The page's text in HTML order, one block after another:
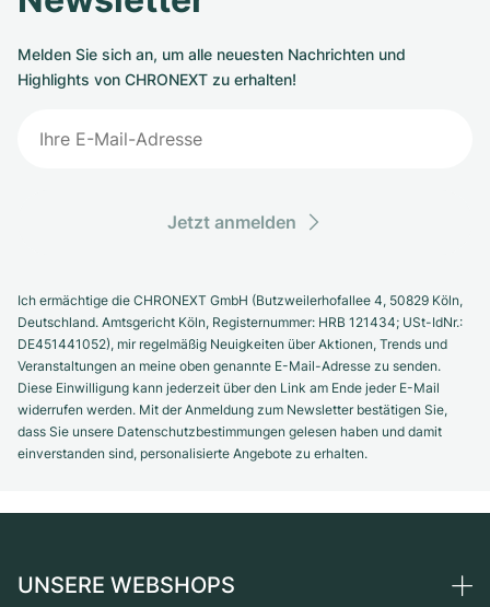
Melden Sie sich an, um alle neuesten Nachrichten und
Highlights von CHRONEXT zu erhalten!
Jetzt anmelden
Ich ermächtige die CHRONEXT GmbH (Butzweilerhofallee 4, 50829 Köln,
Deutschland. Amtsgericht Köln, Registernummer: HRB 121434; USt-IdNr.:
DE451441052), mir regelmäßig Neuigkeiten über Aktionen, Trends und
Veranstaltungen an meine oben genannte E-Mail-Adresse zu senden.
Diese Einwilligung kann jederzeit über den Link am Ende jeder E-Mail
widerrufen werden. Mit der Anmeldung zum Newsletter bestätigen Sie,
dass Sie unsere Datenschutzbestimmungen gelesen haben und damit
einverstanden sind, personalisierte Angebote zu erhalten.
UNSERE WEBSHOPS